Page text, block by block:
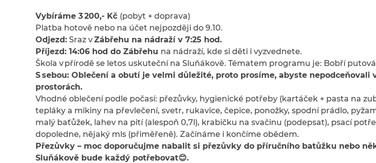
Vybíráme 3 200,- Kč (pobyt + doprava)
Platba hotově nebo na účet nejpozději do 9.10.
Odjezd: Sraz vZábřehu na nádraží v 7:25 hod.
Příjezd: 14:06 hod do Zábřehu na nádraží, kde si děti i vyzvednete.
Škola v přírodě se letos uskuteční na Sluňákově. Tématem programu je: Bobří
S sebou: Oblečení a obutí je velmi důležité, proto prosíme, abyste
prostorách.
Vhodné oblečení podle počasí: přezůvky, hygienické potřeby (kartáček + pasta na
tepláky a mikiny na převlečení, svetr, rukavice, čepice, ponožky, spodní prádlo,
malý baťůžek, lahev na pití (alespoň 0,7l), krabičku na svačinu (podepsat), psací
dopoledne, nějaký mls (přiměřeně). Začínáme i končíme obědem.
Přezůvky – moc doporučujme nabalit si přezůvky do příručního batůžku nebo
Sluňákově bude každý potřebovat😊.